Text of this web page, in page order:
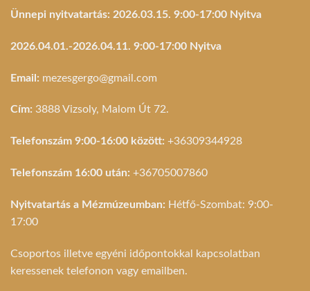
Ünnepi nyitvatartás: 2026.03.15. 9:00-17:00 Nyitva
2026.04.01.-2026.04.11. 9:00-17:00 Nyitva
Email: mezesgergo@gmail.com
Cím: 3888 Vizsoly, Malom Út 72.
Telefonszám 9:00-16:00 között: +36309344928
Telefonszám 16:00 után: +36705007860
Nyitvatartás a Mézmúzeumban: Hétfő-Szombat: 9:00-
17:00
Csoportos illetve egyéni időpontokkal kapcsolatban
keressenek telefonon vagy emailben.